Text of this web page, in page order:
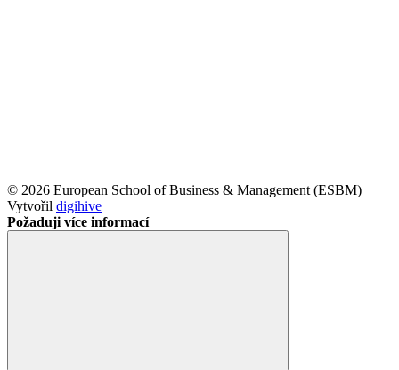
© 2026 European School of Business & Management (ESBM)
Vytvořil digihive
Požaduji více informací